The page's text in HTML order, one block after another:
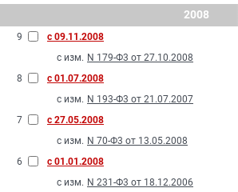
2008
9
с 09.11.2008
с изм. N 179-Ф3 от 27.10.2008
8
с 01.07.2008
с изм. N 193-Ф3 от 21.07.2007
7
с 27.05.2008
с изм. N 70-Ф3 от 13.05.2008
6
с 01.01.2008
с изм. N 231-Ф3 от 18.12.2006